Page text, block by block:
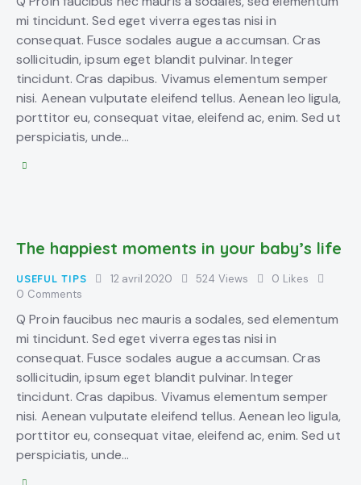
mi tincidunt. Sed eget viverra egestas nisi in
consequat. Fusce sodales augue a accumsan. Cras
sollicitudin, ipsum eget blandit pulvinar. Integer
tincidunt. Cras dapibus. Vivamus elementum semper
nisi. Aenean vulputate eleifend tellus. Aenean leo ligula,
porttitor eu, consequat vitae, eleifend ac, enim. Sed ut
perspiciatis, unde…
The happiest moments in your baby’s life
USEFUL TIPS 12 avril 2020 524 Views 0 Likes
0 Comments
Q Proin faucibus nec mauris a sodales, sed elementum
mi tincidunt. Sed eget viverra egestas nisi in
consequat. Fusce sodales augue a accumsan. Cras
sollicitudin, ipsum eget blandit pulvinar. Integer
tincidunt. Cras dapibus. Vivamus elementum semper
nisi. Aenean vulputate eleifend tellus. Aenean leo ligula,
porttitor eu, consequat vitae, eleifend ac, enim. Sed ut
perspiciatis, unde…